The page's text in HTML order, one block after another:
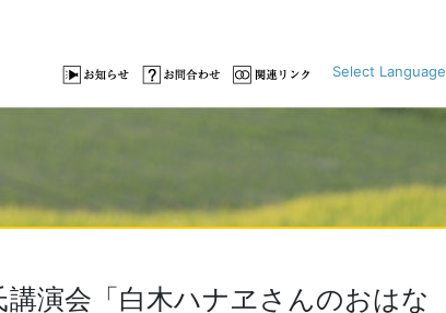
Select Language
講演会「白木ハナヱさんのおはな